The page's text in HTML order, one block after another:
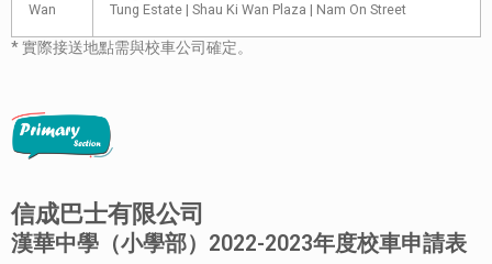
Wan
Tung Estate | Shau Ki Wan Plaza | Nam On Street
* 實際接送地點需與校車公司確定。
信成巴士有限公司
漢華中學（小學部）2022-2023年度校車申請表